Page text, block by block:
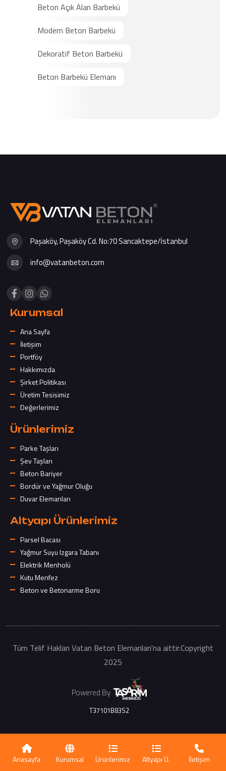
Anasayfa Kurumsal Ürünlerimiz Altyapı Ü. İletişim
Beton Açık Alan Barbekü
Modern Beton Barbekü
Dekoratif Beton Barbekü
Beton Barbekü Elemanı
Paşaköy, Paşaköy Cd. No:70 Sancaktepe/İstanbul
info@vatanbeton.com
Kurumsal
Ana Sayfa
İletişim
Portföy
Hakkımızda
Şirket Politikası
Üretim Tesisimiz
Değerlerimiz
Ürünlerimiz
Parke Taşları
Şev Taşları
Beton Bariyer
Bordür ve Yağmur Oluğu
Duvar Elemanları
Altyapı Ürünlerimiz
Parsel Bacası
Yağmur Suyu Izgara Tabanı
Elektrik Menholü
Kutu Menfez
Beton ve Betonarme Boru
Tüm Telif Hakları Vatan Beton Elemanları'na aittir.Copyright
2025
Powered By
T37101B83S2